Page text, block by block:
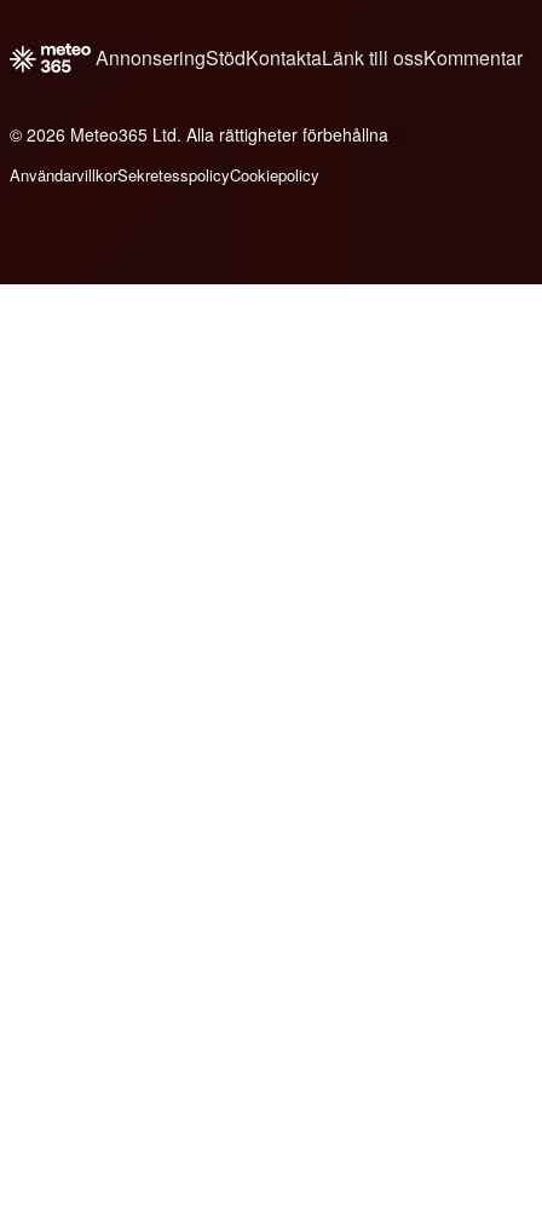
AnnonseringStödKontaktaLänk till ossKommentar
© 2026 Meteo365 Ltd. Alla rättigheter förbehållna
AnvändarvillkorSekretesspolicyCookiepolicy